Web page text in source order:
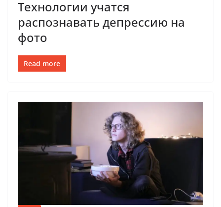
Технологии учатся
распознавать депрессию на
фото
Read more